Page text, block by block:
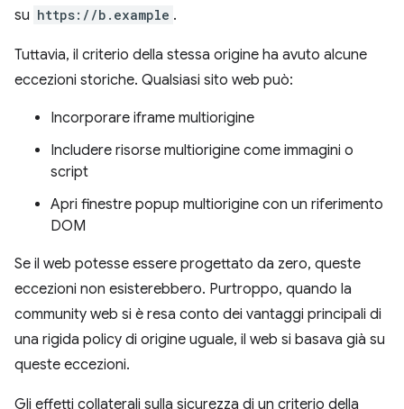
su https://b.example .
Tuttavia, il criterio della stessa origine ha avuto alcune
eccezioni storiche. Qualsiasi sito web può:
Incorporare iframe multiorigine
Includere risorse multiorigine come immagini o
script
Apri finestre popup multiorigine con un riferimento
DOM
Se il web potesse essere progettato da zero, queste
eccezioni non esisterebbero. Purtroppo, quando la
community web si è resa conto dei vantaggi principali di
una rigida policy di origine uguale, il web si basava già su
queste eccezioni.
Gli effetti collaterali sulla sicurezza di un criterio della